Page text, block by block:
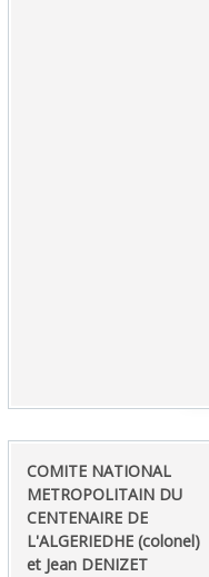
‎COMITE NATIONAL
METROPOLITAIN DU
CENTENAIRE DE
L'ALGERIEDHE (colonel)
et Jean DENIZET‎